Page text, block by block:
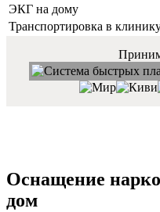
ЭКГ на дому
Транспортировка в
Оснащение
дом